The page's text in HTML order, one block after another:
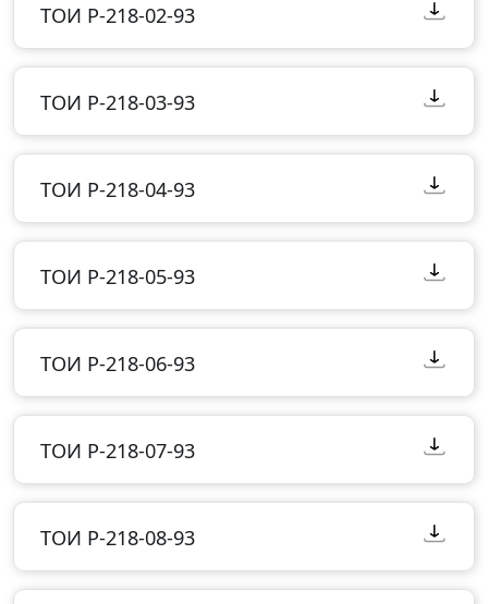
ТОИ Р-218-02-93
ТОИ Р-218-03-93
ТОИ Р-218-04-93
ТОИ Р-218-05-93
ТОИ Р-218-06-93
ТОИ Р-218-07-93
ТОИ Р-218-08-93